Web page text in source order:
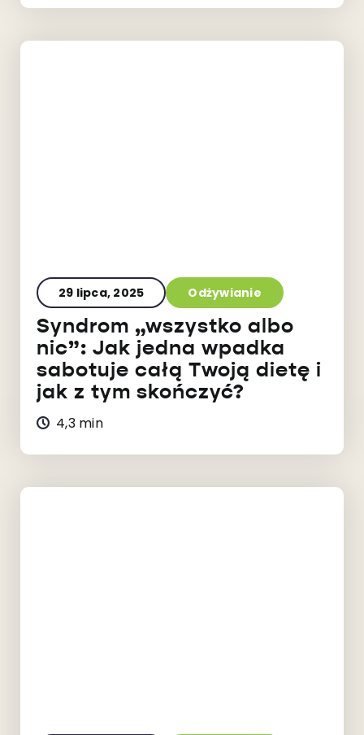
29 lipca, 2025 Odżywianie
Syndrom „wszystko albo
nic”: Jak jedna wpadka
sabotuje całą Twoją dietę i
jak z tym skończyć?
4,3 min